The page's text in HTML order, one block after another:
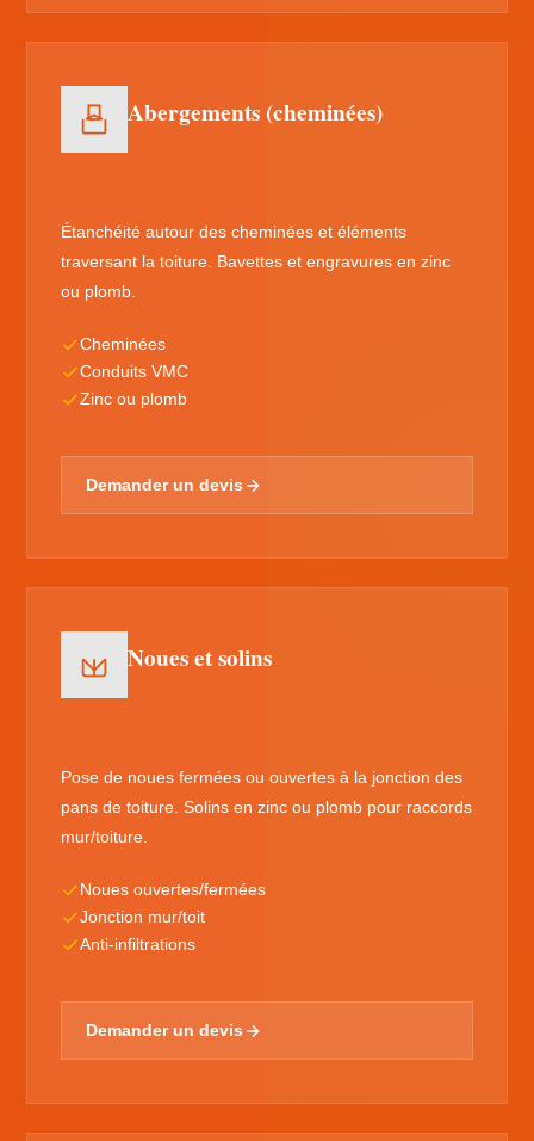
Abergements (cheminées)
Étanchéité autour des cheminées et éléments
traversant la toiture. Bavettes et engravures en zinc
ou plomb.
Cheminées
Conduits VMC
Zinc ou plomb
Demander un devis
Noues et solins
Pose de noues fermées ou ouvertes à la jonction des
pans de toiture. Solins en zinc ou plomb pour raccords
mur/toiture.
Noues ouvertes/fermées
Jonction mur/toit
Anti-infiltrations
Demander un devis